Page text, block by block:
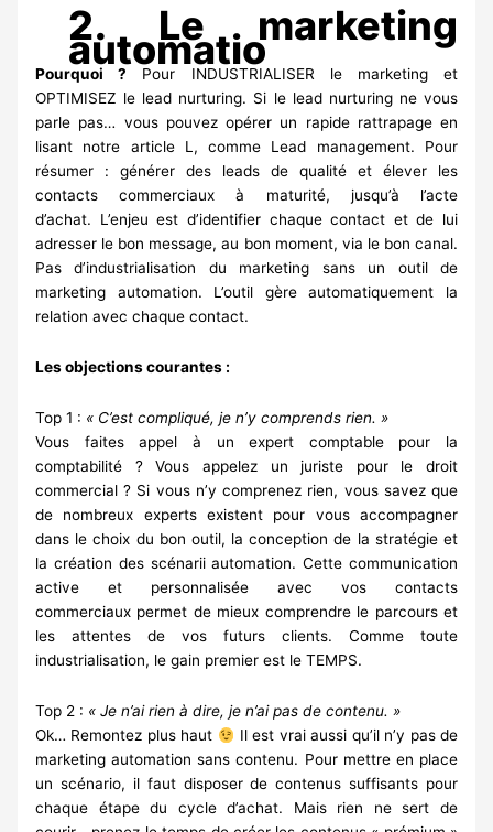
2. Le marketing
automatio
Pourquoi ? Pour INDUSTRIALISER le marketing et
OPTIMISEZ le lead nurturing. Si le lead nurturing ne vous
parle pas… vous pouvez opérer un rapide rattrapage en
lisant notre article L, comme Lead management. Pour
résumer : générer des leads de qualité et élever les
contacts commerciaux à maturité, jusqu’à l’acte
d’achat. L’enjeu est d’identifier chaque contact et de lui
adresser le bon message, au bon moment, via le bon canal.
Pas d’industrialisation du marketing sans un outil de
marketing automation. L’outil gère automatiquement la
relation avec chaque contact.
Les objections courantes :
Top 1 : « C’est compliqué, je n’y comprends rien. »
Vous faites appel à un expert comptable pour la
comptabilité ? Vous appelez un juriste pour le droit
commercial ? Si vous n’y comprenez rien, vous savez que
de nombreux experts existent pour vous accompagner
dans le choix du bon outil, la conception de la stratégie et
la création des scénarii automation. Cette communication
active et personnalisée avec vos contacts
commerciaux permet de mieux comprendre le parcours et
les attentes de vos futurs clients. Comme toute
industrialisation, le gain premier est le TEMPS.
Top 2 : « Je n’ai rien à dire, je n’ai pas de contenu. »
Ok… Remontez plus haut
Il est vrai aussi qu’il n’y pas de
marketing automation sans contenu. Pour mettre en place
un scénario, il faut disposer de contenus suffisants pour
chaque étape du cycle d’achat. Mais rien ne sert de